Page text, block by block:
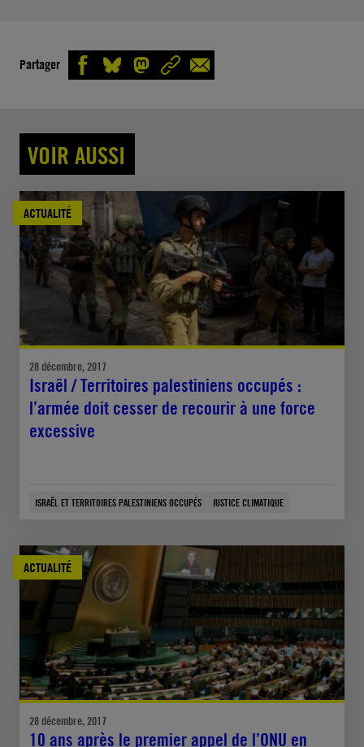
Partager
VOIR AUSSI
ACTUALITÉ
28 décembre, 2017
Israël / Territoires palestiniens occupés :
l’armée doit cesser de recourir à une force
excessive
ISRAËL ET TERRITOIRES PALESTINIENS OCCUPÉS JUSTICE CLIMATIQUE
ACTUALITÉ
28 décembre, 2017
10 ans après le premier appel de l’ONU en